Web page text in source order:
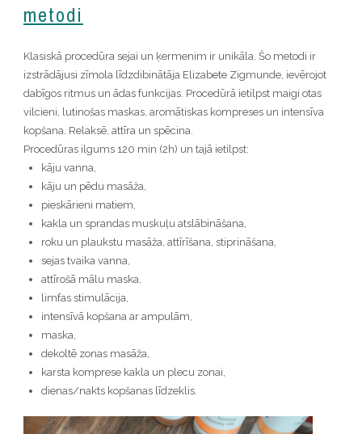
metodi
Klasiskā procedūra sejai un ķermenim ir unikāla. Šo metodi ir
izstrādājusi zīmola līdzdibinātāja Elizabete Zigmunde, ievērojot
dabīgos ritmus un ādas funkcijas. Procedūrā ietilpst maigi otas
vilcieni, lutinošas maskas, aromātiskas kompreses un intensīva
kopšana. Relaksē, attīra un spēcina.
Procedūras ilgums 120 min (2h) un tajā ietilpst:
kāju vanna,
kāju un pēdu masāža,
pieskārieni matiem,
kakla un sprandas muskuļu atslābināšana,
roku un plaukstu masāža, attīrīšana, stiprināšana,
sejas tvaika vanna,
attīrošā mālu maska,
limfas stimulācija,
intensīvā kopšana ar ampulām,
maska,
dekoltē zonas masāža,
karsta komprese kakla un plecu zonai,
dienas/nakts kopšanas līdzeklis.